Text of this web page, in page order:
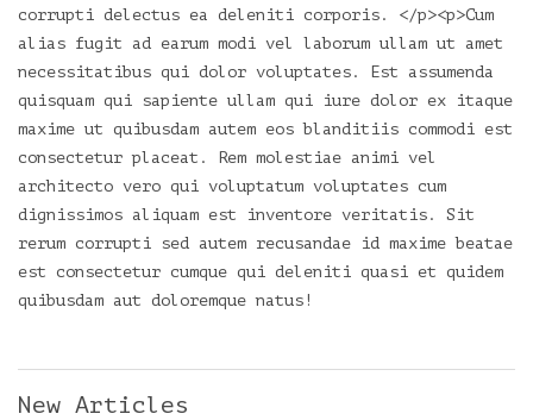
corrupti delectus ea deleniti corporis. </p><p>Cum
alias fugit ad earum modi vel laborum ullam ut amet
necessitatibus qui dolor voluptates. Est assumenda
quisquam qui sapiente ullam qui iure dolor ex itaque
maxime ut quibusdam autem eos blanditiis commodi est
consectetur placeat. Rem molestiae animi vel
architecto vero qui voluptatum voluptates cum
dignissimos aliquam est inventore veritatis. Sit
rerum corrupti sed autem recusandae id maxime beatae
est consectetur cumque qui deleniti quasi et quidem
quibusdam aut doloremque natus!
New Articles